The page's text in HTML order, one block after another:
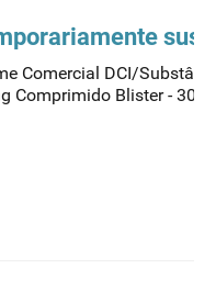
Comercial DCI/
Blister - 30..."